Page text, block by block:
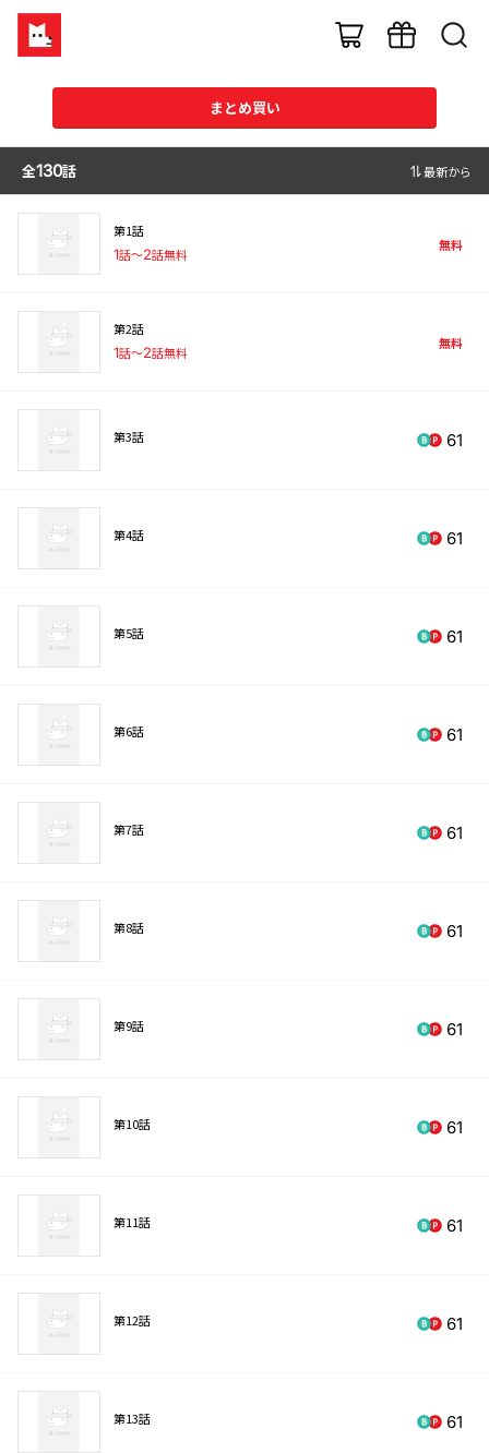
まとめ買い
全130話 最新から
第1話
1話〜2話無料
無料
第2話
1話〜2話無料
無料
第3話 61
第4話 61
第5話 61
第6話 61
第7話 61
第8話 61
第9話 61
第10話 61
第11話 61
第12話 61
第13話 61